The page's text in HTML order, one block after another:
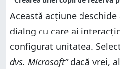
Această acțiune deschide
dialog cu care ai
configurat unitatea.
dvs. Microsoft”dacă vrei,